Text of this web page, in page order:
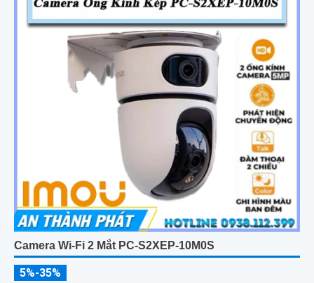
Camera Wi-Fi 2 Mắt PC-S2XEP-10M0S
5%-35%